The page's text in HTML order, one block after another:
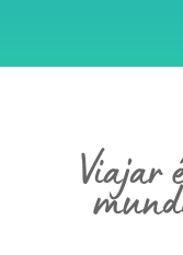
Viajar